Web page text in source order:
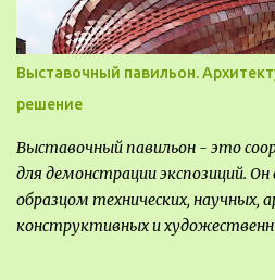
Выставочный павильон.
решение
Выставочный павильон - это
для демонстрации экспозиций.
образцом технических, научных,
конструктивных и